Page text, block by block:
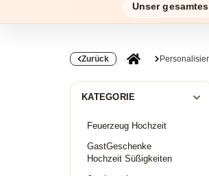
Unser
Zurück
KATEGORIE
Feuerzeug Hochzeit
GastGeschenke
Hochzeit Süßigkeiten